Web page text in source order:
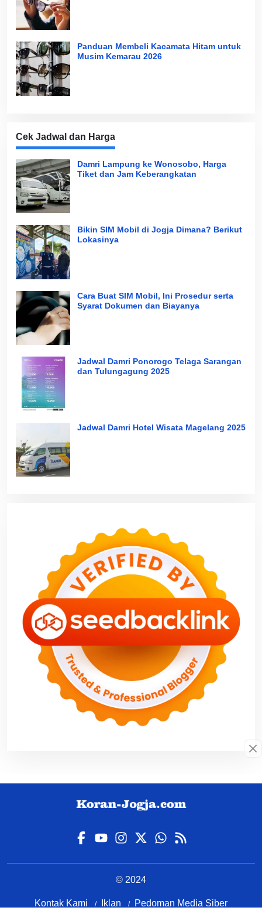
Panduan Membeli Kacamata Hitam untuk
Musim Kemarau 2026
Cek Jadwal dan Harga
Damri Lampung ke Wonosobo, Harga
Tiket dan Jam Keberangkatan
Bikin SIM Mobil di Jogja Dimana? Berikut
Lokasinya
Cara Buat SIM Mobil, Ini Prosedur serta
Syarat Dokumen dan Biayanya
Jadwal Damri Ponorogo Telaga Sarangan
dan Tulungagung 2025
Jadwal Damri Hotel Wisata Magelang 2025
© 2024
Kontak Kami Iklan Pedoman Media Siber